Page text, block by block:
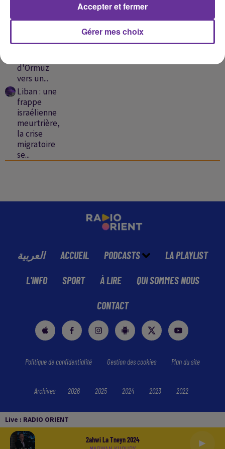
Live : RADIO ORIENT
2ahwi La Tneyn 2024
israéliennes,
d'Ormuz
vers un...
Liban : une
frappe
israélienne
meurtrière,
la crise
migratoire
se...
العربية ACCUEIL PODCASTS LA PLAYLIST
L'INFO SPORT À LIRE QUI SOMMES NOUS
CONTACT
Politique de confidentialité Gestion des cookies Plan du site
Archives 2026 2025 2024 2023 2022
Gérer mes choix
Accepter et fermer